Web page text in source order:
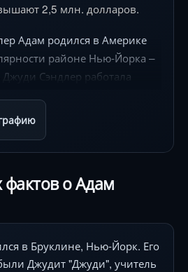
2,5 млн. долларов.
Боуэн, Боб Баркер». Его герой обожает хоккей и презирает гольф, но случай дает ему в руки клюшку для игры в гольф, а на помощь приходит профессиональный тренер. Сэндлер смог продемонстрировать все грани своего таланта. В этом же году Адамс снялся в криминальном триллере «Пуленепробиваемый», вместе с Дэймоном Уайансом. Его персонаж – мошенник и мелкий воришка, он оказывается вовлеченным в серьёзную операцию, которую организовал наркобарон. На сей раз работу Адама не оценили, он был номинирован на антипремию «Золотая малина». Совсем скоро ему была предложена главная роль в комедийной драме «Певец на свадьбе», где его партнёршей стала темпераментная брюнетка Дрю Бэрримор. Картина имела невероятный успех и принесла более 120 млн. долларов, выручка за первые 10 дней проката уступила лишь «Титанику». Далее в фильмографии Адама идёт целый ряд знаменитых кинокомедий: «Большой папа»; «Управление гневом»; «Певец на свадьбе»; «Маменькин сыночек». Кинокомедия «Большой папа» стала популярным хитом, где своеобразный и жёсткий юмор комика был смягчён лиричными и добрыми нотками. И хотя многие отметили, что фильм сильно проигрывает из-за стилистических пробелов между приторной сентиментальностью и грубым юмором, картина получила несколько премий. Комик был номинирован на «Золотую малину», но в данном случае это явилось скорее признанием его необычного таланта. В киноленте «Управление гневом» он сыграл со знаменитым американским киноактёром Джеком Николсоном и не затерялся на фоне звезды, в итоге слаженный тандем собрал огромное количество положительных отзывов зрителей и кинокритиков. И все же интерес зрителей к работам Адама неуклонно рос. Продолжили успех талантливого актёра комедии «Все или ничего», «Сказки на ночь», «50 первых поцелуев». Американец смог проявить себя не только как талантливый актёр, но и способный сценарист. Большая часть киноработ, роли в которых он исполнял, были созданы по его сценариям. Сэндлер решил основать собственную кинокомпанию, актёр стал самостоятельно продюсировать не только киноленты со своим участием, но и другие. В 2000 году первой работой компании стала комедия «Никки, дьявол-младший». Сюжет повествовал о сыне дьявола, который решил поддержать добро. Картина не смогла окупить свой бюджет и собрала почти все номинации на антипремию «Золотая малина». Но не стоит думать, что Сэндлер играл исключительно комедийные роли. Первоклассной драматической работой стала кинолента «Испанский английский», которая снискала любовь зрителей и хорошие оценки критиков, за лучшую музыку лента была номинирована на кинопремию «Золотой глобус». Другая серьезная работа, вышедшая в 2007-м году, стала нежная драма «Опустевший город» кинорежиссёра Майка Байндера. Критики признали, что Адам великолепно справился с ролью человека, который потерял семью и убит горем. В 2009-м году вышла трагикомедия «Приколисты», сюжет фильма повествовал о знаменитом комике, который узнаёт, что у него неизлечимая болезнь крови. Главный герой решает не опускать руки, его цель – успеть помочь коллеге по актёрскому цеху. Работа не получила одобрения ни зрителей, ни критиков, но была важна для Сэндлера. Он окончательно доказал, что его талант многогранен и он может играть не только комедийные, но и серьезные роли. В 2018-м году на большие краны вышла кинолента «Неделя до…» режиссёра Роберта Шмигеля, сценарий к фильму написал Адам, на съемочной площадке он вместе с Крисом Роком возвратился к амплуа комика. Через год свет увидел детективный фильм «Загадочное убийство», где американец совместно с Дженниффер Энистон веселили зрителей. По итогам голосования картина получила приз как лучшая комедийная лента, она сохранила всю уникальность и прелесть внешне непритязательного стиля актёра. В августе 2019 года на экраны вышел криминальный триллер «Неограненные драгоценности» по сценарию Рональда Бронштейна и Бенни Сэфди. Герой Адама является владельцем небольшого ювелирного магазина и жизни не мыслит без спортивных ставок, поэтому у него огромные долги, он вынужден постоянно скрываться от кредиторов. Сэндлер Адам сейчас В настоящее время киноактер продолжает сниматься, пишет сценарии. В конце 2020 г. он появился в кинокомедии «Hubie Halloween», а в 2021-м году голос знаменитого американца зрители услышали в четвёртой части мультипликационного проекта «Монстры на каникулах». Одна из его последних работ – спортивная комедия «Прорваться в NBA», кинорежиссёр фильма – Джеремайя Сагар. Персонаж Адама является бывшим баскетболистом, который случайно встречает молодое дарование и решает воспользоваться его физическими возможностями, чтобы вернуться в баскетбольную лигу. Также в 2024 г. запланирована премьера фильмов «Космонавт» и «Три Миссисипи», где Адам Сэндлер также играет главные роли. Личная жизнь В 1999-м году на съемках киноленты «Большой папа» Адам познакомился с американской актрисой Джеки Титоун. Между молодыми людьми сразу появилась симпатия. Джеки даже приняла иудаизм, религию, которую исповедовал Сэндлер. В июне 2003 г. актёры расписались. Свадьба состоялась на живописном побережье океана, среди знаменитостей были Дастин Хоффман, Роб Снайдер, Дженнифер Энистон. Адам был одет по европейским традициям, а обручальные кольца вынес его бульдог Фрикаделька. В 2006-м году у звёздной пары родилась дочь, а через два года появилась на свет вторая девочка. Адам Сэндлер в интервью журналистам признаётся, что пытается быть идеальным отцом, все свободное время проводит с детьми. Когда девочки были маленькими, Адам любил переодеваться в костюмы сказочных героев, о которых он читал дочкам перед сном. Звёздный папа признался, что это выглядело немного странно, ведь дочки любили принцесс, и киноактеру пришлась наряжаться в бальные наряды. Членом семьи также является любимая собака по кличке Мацбол. Адам публично не делится св
о Адам
в Бруклине, Нью-Йорк. Его
Джудит "Джуди", учитель